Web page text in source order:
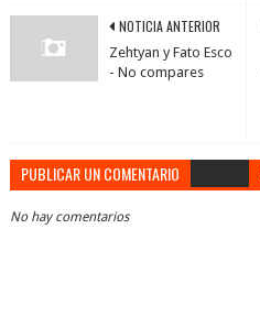
NOTICIA ANTERIOR
Zehtyan y Fato Esco
- No compares
PUBLICAR UN COMENTARIO
No hay comentarios